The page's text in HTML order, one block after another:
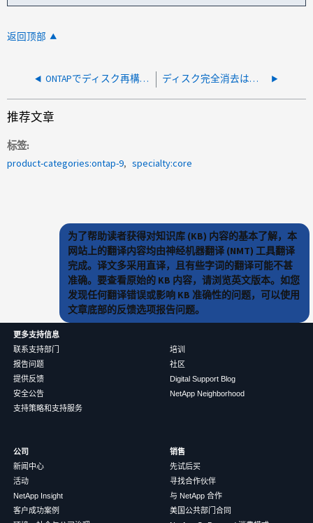
返回顶部
ONTAPでディスク再構築が開始されない ディスク完全消去は、アグリゲートコマンドのあと、0で進捗状況を示しています
推荐文章
标签
product-categories:ontap-9
specialty:core
为了帮助读者获得对知识库 (KB) 内容的基本了解，本
网站上的翻译内容均由神经机器翻译 (NMT) 工具翻译
完成。译文多采用直译，且有些字词的翻译可能不甚
准确。要查看原始的 KB 内容，请浏览英文版本。如您
发现任何翻译错误或影响 KB 准确性的问题，可以使用
文章底部的反馈选项报告问题。
更多支持信息
联系支持部门
报告问题
提供反馈
安全公告
支持策略和支持服务
培训
社区
Digital Support Blog
NetApp Neighborhood
公司
新闻中心
活动
NetApp Insight
客户成功案例
销售
先试后买
寻找合作伙伴
与 NetApp 合作
美国公共部门合同